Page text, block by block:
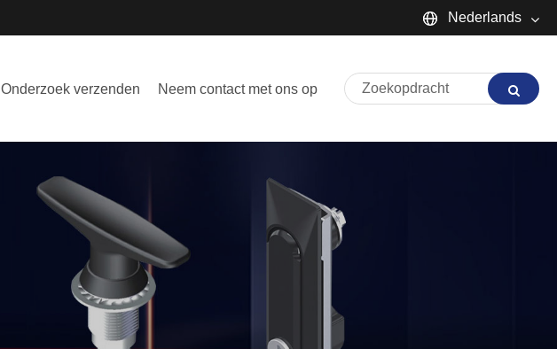
Nederlands
Español
Onderzoek verzenden Neem contact met ons op